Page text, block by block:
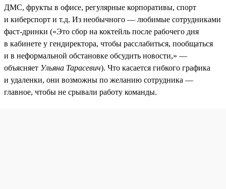
ДМС, фрукты в офисе, регулярные корпоративы, спорт
и киберспорт и т.д. Из необычного — любимые сотрудниками
фаст-дринки («Это сбор на коктейль после рабочего дня
в кабинете у гендиректора, чтобы расслабиться, пообщаться
и в неформальной обстановке обсудить новости,» —
объясняет Ульяна Тарасевич). Что касается гибкого графика
и удаленки, они возможны по желанию сотрудника —
главное, чтобы не срывали работу команды.